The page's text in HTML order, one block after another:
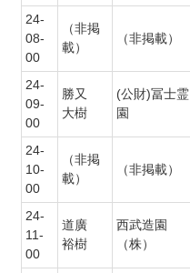
24-
08-
00
（非掲
載）
（非掲載）
24-
09-
00
勝又
大樹
(公財)冨士霊
園
24-
10-
00
（非掲
載）
（非掲載）
24-
11-
00
道廣
裕樹
西武造園
（株）